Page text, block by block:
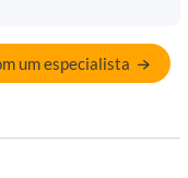
um especialista